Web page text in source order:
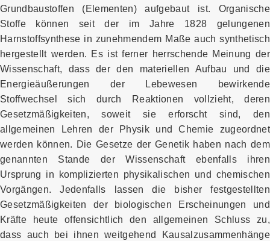
Grundbaustoffen (Elementen) aufgebaut ist. Organische
Stoffe können seit der im Jahre 1828 gelungenen
Harnstoffsynthese in zunehmendem Maße auch synthetisch
hergestellt werden. Es ist ferner herrschende Meinung der
Wissenschaft, dass der den materiellen Aufbau und die
Energieäußerungen der Lebewesen bewirkende
Stoffwechsel sich durch Reaktionen vollzieht, deren
Gesetzmäßigkeiten, soweit sie erforscht sind, den
allgemeinen Lehren der Physik und Chemie zugeordnet
werden können. Die Gesetze der Genetik haben nach dem
genannten Stande der Wissenschaft ebenfalls ihren
Ursprung in komplizierten physikalischen und chemischen
Vorgängen. Jedenfalls lassen die bisher festgestellten
Gesetzmäßigkeiten der biologischen Erscheinungen und
Kräfte heute offensichtlich den allgemeinen Schluss zu,
dass auch bei ihnen weitgehend Kausalzusammenhänge